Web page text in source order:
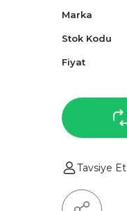
Marka
Stok Kodu
Fiyat
Tavsiye Et